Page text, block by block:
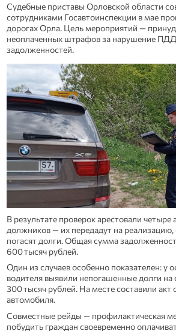
Судебные приставы Орловской области
сотрудниками Госавтоинспекции в мае
дорогах Орла. Цель мероприятий —
неоплаченных штрафов за нарушение ПДД
задолженностей.
В результате проверок арестовали четыре
должников — их передадут на реализацию,
погасят долги. Общая сумма
600 тысяч рублей.
Один из случаев особенно показателен: у
водителя выявили непогашенные долги на
300 тысяч рублей. На месте составили акт
автомобиля.
Совместные рейды — профилактическая
побудить граждан своевременно